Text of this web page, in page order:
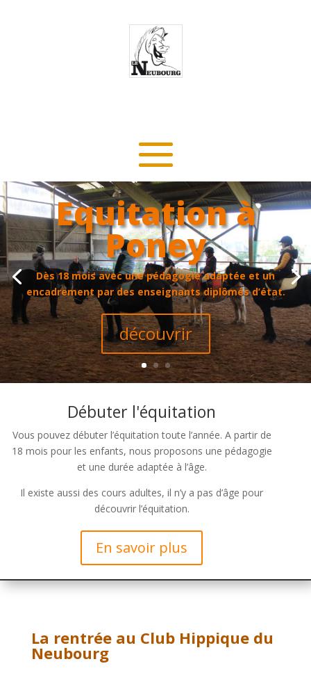
Equitation à
Poney
Dès 18 mois avec une pédagogie adaptée et un
encadrement par des enseignants diplômés d’état.
découvrir
Débuter l'équitation
Vous pouvez débuter l’équitation toute l’année. A partir de
18 mois pour les enfants, nous proposons une pédagogie
et une durée adaptée à l’âge.
Il existe aussi des cours adultes, il n’y a pas d’âge pour
découvrir l’équitation.
En savoir plus
La rentrée au Club Hippique du
Neubourg